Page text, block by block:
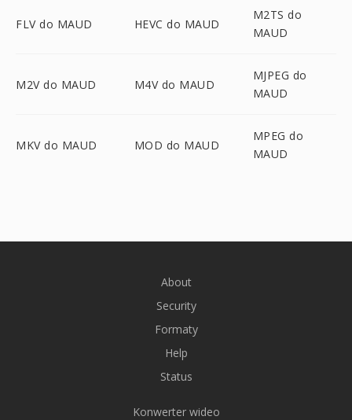
FLV do MAUD HEVC do MAUD
M2TS do
MAUD
M2V do MAUD M4V do MAUD
MJPEG do
MAUD
MKV do MAUD MOD do MAUD
MPEG do
MAUD
About
Security
Formaty
Help
Status
Konwerter wideo